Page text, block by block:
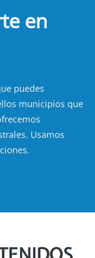
en
puedes
municipios que
Usamos